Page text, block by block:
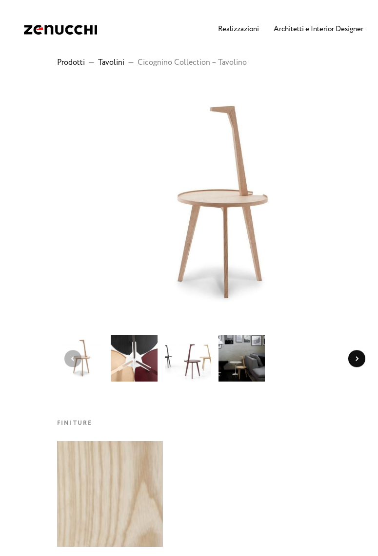
Realizzazioni Architetti e Interior Designer
Prodotti — Tavolini — Cicognino Collection – Tavolino
FINITURE